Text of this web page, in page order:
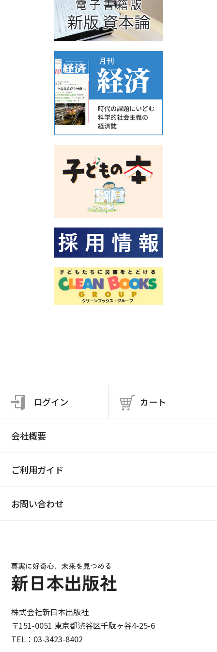
株式会社新日本出版社
〒151-0051 東京都渋谷区千駄ヶ谷4-25-6
TEL：03-3423-8402
ログイン カート
会社概要
ご利用ガイド
お問い合わせ